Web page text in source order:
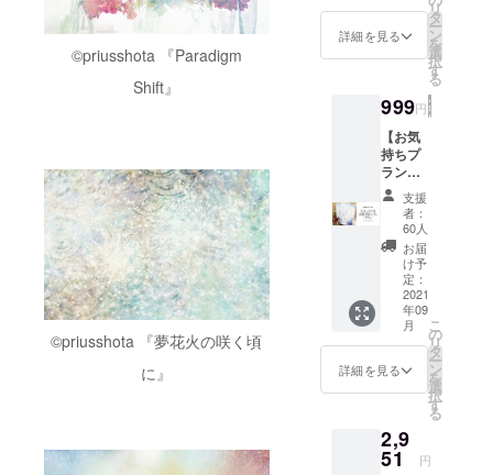
©︎priusshota 『Paradigm
Shift』
©️priusshota 『夢花火の咲く頃
に』
が、真
心込め
て感謝
送りし
ます。
縁して
くだ
さって
ありが
とうご
ざいま
す。。
。！
詳細を見る
リ
タ
ー
ン
を
選
択
す
る
999円
【お気
持ちプ
ラン】
ポスト
カード
2枚のみ
(本なし
の応援
プラン
です) 本
はつき
ません
が、作
品のお
裾分け
支援
者：
60人
お届
け予
定：
2021
年09
月
詳細を見る
こ
の
リ
タ
ー
ン
を
選
択
す
る
2,9
51 円